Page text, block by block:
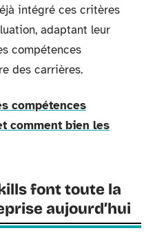
intégré ces critères
adaptant leur
compétences
des carrières.
compétences
comment bien les
font toute la
aujourd’hui